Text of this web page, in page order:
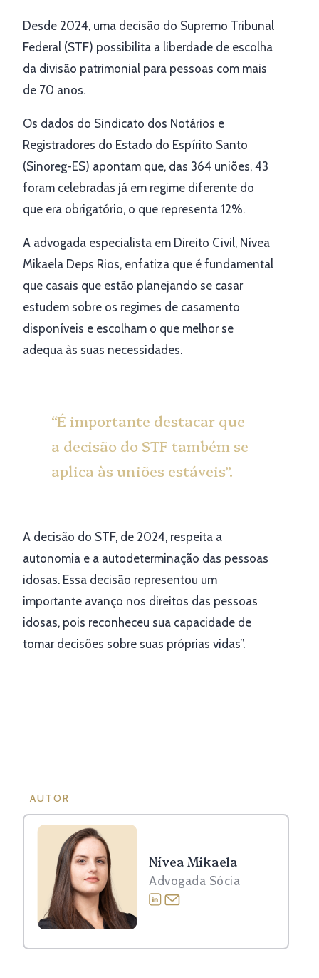
Desde 2024, uma decisão do Supremo Tribunal
Federal (STF) possibilita a liberdade de escolha
da divisão patrimonial para pessoas com mais
de 70 anos.
Os dados do Sindicato dos Notários e
Registradores do Estado do Espírito Santo
(Sinoreg-ES) apontam que, das 364 uniões, 43
foram celebradas já em regime diferente do
que era obrigatório, o que representa 12%.
A advogada especialista em Direito Civil, Nívea
Mikaela Deps Rios, enfatiza que é fundamental
que casais que estão planejando se casar
estudem sobre os regimes de casamento
disponíveis e escolham o que melhor se
adequa às suas necessidades.
“É importante destacar que
a decisão do STF também se
aplica às uniões estáveis”.
A decisão do STF, de 2024, respeita a
autonomia e a autodeterminação das pessoas
idosas. Essa decisão representou um
importante avanço nos direitos das pessoas
idosas, pois reconheceu sua capacidade de
tomar decisões sobre suas próprias vidas”.
AUTOR
Nívea Mikaela
Advogada Sócia